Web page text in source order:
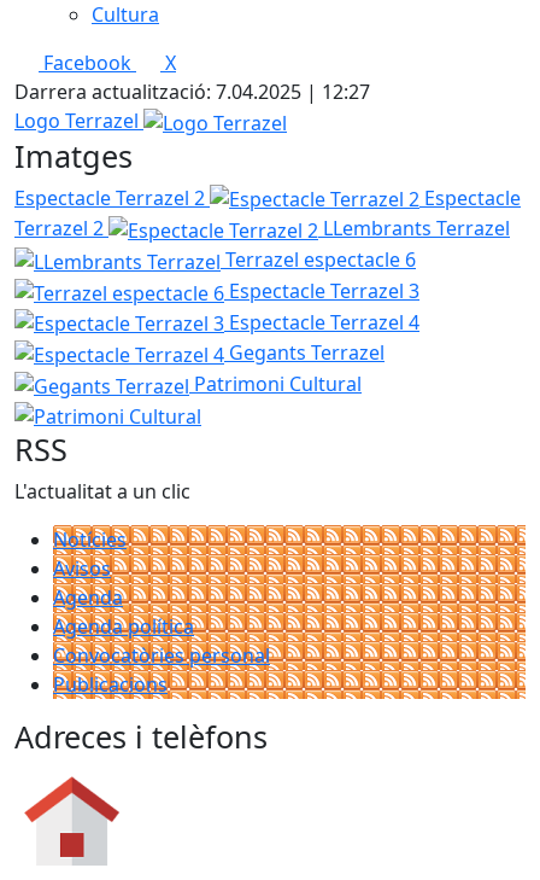
Cultura
Facebook
X
Darrera actualització: 7.04.2025 | 12:27
Logo Terrazel
Imatges
Espectacle Terrazel 2
Espectacle
Terrazel 2
LLembrants Terrazel
Terrazel espectacle 6
Espectacle Terrazel 3
Espectacle Terrazel 4
Gegants Terrazel
Patrimoni Cultural
RSS
L'actualitat a un clic
Notícies
Avisos
Agenda
Agenda política
Convocatòries personal
Publicacions
Adreces i telèfons